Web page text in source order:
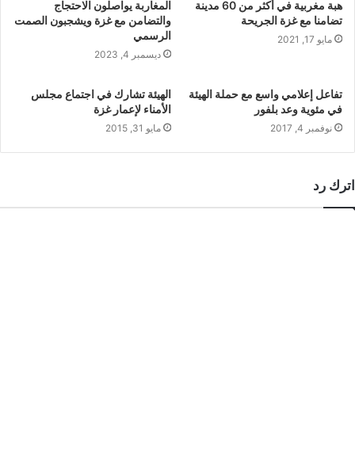
هبة مغربية في أكثر من 60 مدينة
تضامنا مع غزة الجريحة
مايو 17, 2021
المغاربة يواصلون الاحتجاج
والتضامن مع غزة ويشجبون الصمت
الرسمي
ديسمبر 4, 2023
تفاعل إعلامي واسع مع حملة الهيئة
في مئوية وعد بلفور
نوفمبر 4, 2017
الهيئة تشارك في اجتماع مجلس
الأمناء لإعمار غزة
مايو 31, 2015
اترك رد